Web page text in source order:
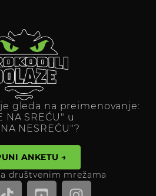
gleda na preimenovanje:
NA SREĆU" u
NESREĆU"?
ANKETU →
društvenim mrežama